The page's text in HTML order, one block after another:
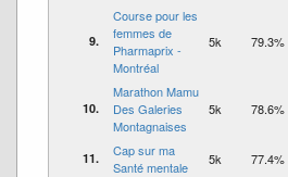
9.
Course pour les
femmes de
Pharmaprix -
Montréal
5k 79.3%
10.
Marathon Mamu
Des Galeries
Montagnaises
5k 78.6%
11.
Cap sur ma
Santé mentale
5k 77.4%